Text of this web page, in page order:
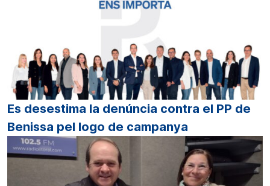
Es desestima la denúncia contra el PP de
Benissa pel logo de campanya